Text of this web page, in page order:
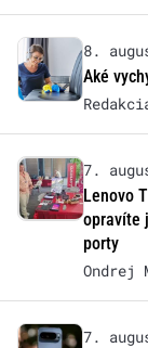
8.
Aké
7.
Lenovo
opravíte
porty
Ondrej
7.